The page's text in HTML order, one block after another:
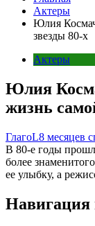
Актеры
Юлия
звезды 80-х
Актеры
Юлия
жизнь
ГлагоL8 месяцев
В​‍​‌‍​‍‌ 80-е годы
более
ее улыбку, а
Навигация